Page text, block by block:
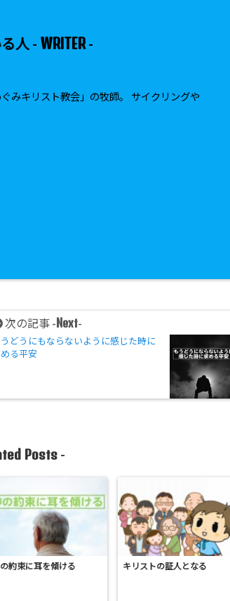
人 - WRITER -
みキリスト教会」の牧師。 サイクリングや
次の記事 -Next-
どうにもならないように感じた時に
る平安
Posts-
約束に耳を傾ける キリストの証人となる